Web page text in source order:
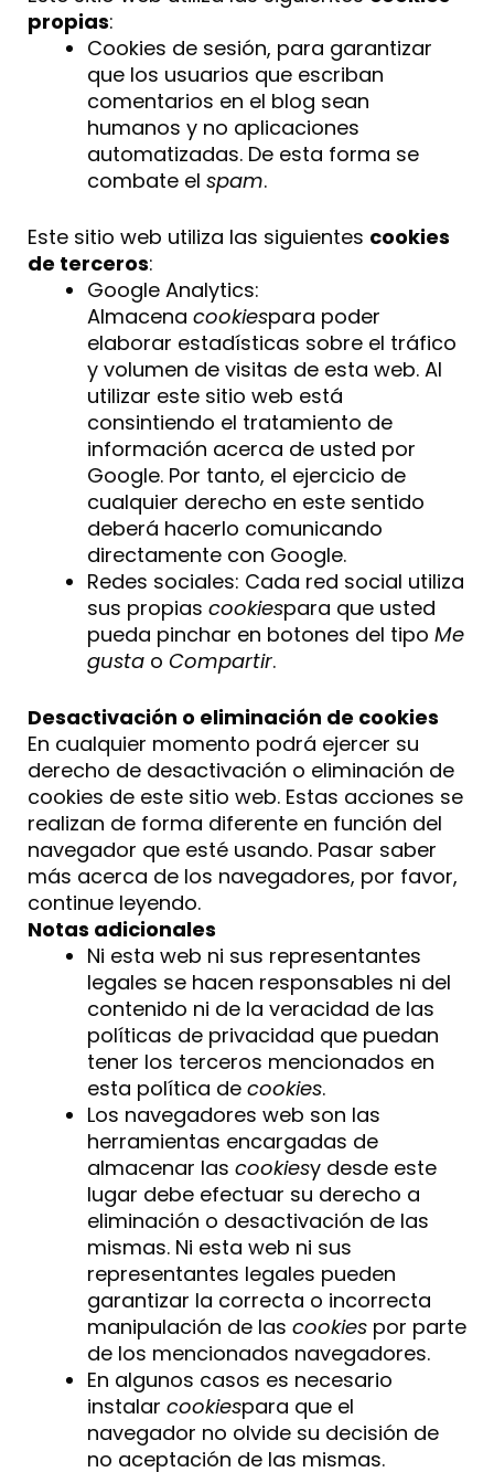
propias:
Cookies de sesión, para garantizar
que los usuarios que escriban
comentarios en el blog sean
humanos y no aplicaciones
automatizadas. De esta forma se
combate el spam.
Este sitio web utiliza las siguientes cookies
de terceros:
Google Analytics:
Almacena cookiespara poder
elaborar estadísticas sobre el tráfico
y volumen de visitas de esta web. Al
utilizar este sitio web está
consintiendo el tratamiento de
información acerca de usted por
Google. Por tanto, el ejercicio de
cualquier derecho en este sentido
deberá hacerlo comunicando
directamente con Google.
Redes sociales: Cada red social utiliza
sus propias cookiespara que usted
pueda pinchar en botones del tipo Me
gusta o Compartir.
Desactivación o eliminación de cookies
En cualquier momento podrá ejercer su
derecho de desactivación o eliminación de
cookies de este sitio web. Estas acciones se
realizan de forma diferente en función del
navegador que esté usando. Pasar saber
más acerca de los navegadores, por favor,
continue leyendo.
Notas adicionales
Ni esta web ni sus representantes
legales se hacen responsables ni del
contenido ni de la veracidad de las
políticas de privacidad que puedan
tener los terceros mencionados en
esta política de cookies.
Los navegadores web son las
herramientas encargadas de
almacenar las cookiesy desde este
lugar debe efectuar su derecho a
eliminación o desactivación de las
mismas. Ni esta web ni sus
representantes legales pueden
garantizar la correcta o incorrecta
manipulación de las cookies por parte
de los mencionados navegadores.
En algunos casos es necesario
instalar cookiespara que el
navegador no olvide su decisión de
no aceptación de las mismas.